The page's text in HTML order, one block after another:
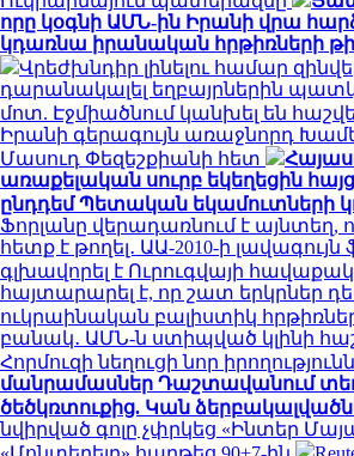
որը կօգնի ԱՄՆ-ին Իրանի վրա
կդառնա իրանական հրթիռների
Վրեժխնդիր լինելու համար
դարանակալել եղբայրներին
մոտ. Էջմիածնում կանխել են
Իրանի գերագույն առաջնորդ
Մասուդ Փեզեշքիանի հետ
առաքելական սուրբ եկեղեցին հայց
ընդդեմ Պետական եկամուտների
Ֆորլանը վերադառնում է այնտեղ,
հետք է թողել․ ԱԱ-2010-ի
գլխավորել է Ուրուգվայի
հայտարարել է, որ շատ երկրներ
ուկրաինական բալիստիկ
բանակ․ ԱՄՆ-ն ստիպված կլինի
Հորմուզի նեղուցի նոր
մանրամասներ Դաշտավանում
ծեծկռտուքից. Կան
նվիրված գոլը չփրկեց «Ինտեր